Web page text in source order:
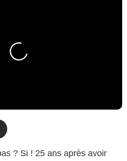
? Si ! 25 ans après avoir